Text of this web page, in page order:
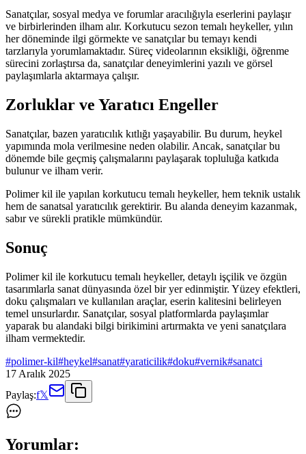
Sanatçılar, sosyal medya ve forumlar aracılığıyla eserlerini paylaşır
ve birbirlerinden ilham alır. Korkutucu sezon temalı heykeller, yılın
her döneminde ilgi görmekte ve sanatçılar bu temayı kendi
tarzlarıyla yorumlamaktadır. Süreç videolarının eksikliği, öğrenme
sürecini zorlaştırsa da, sanatçılar deneyimlerini yazılı ve görsel
paylaşımlarla aktarmaya çalışır.
Zorluklar ve Yaratıcı Engeller
Sanatçılar, bazen yaratıcılık kıtlığı yaşayabilir. Bu durum, heykel
yapımında mola verilmesine neden olabilir. Ancak, sanatçılar bu
dönemde bile geçmiş çalışmalarını paylaşarak topluluğa katkıda
bulunur ve ilham verir.
Polimer kil ile yapılan korkutucu temalı heykeller, hem teknik ustalık
hem de sanatsal yaratıcılık gerektirir. Bu alanda deneyim kazanmak,
sabır ve sürekli pratikle mümkündür.
Sonuç
Polimer kil ile korkutucu temalı heykeller, detaylı işçilik ve özgün
tasarımlarla sanat dünyasında özel bir yer edinmiştir. Yüzey efektleri,
doku çalışmaları ve kullanılan araçlar, eserin kalitesini belirleyen
temel unsurlardır. Sanatçılar, sosyal platformlarda paylaşımlar
yaparak bu alandaki bilgi birikimini artırmakta ve yeni sanatçılara
ilham vermektedir.
#polimer-kil#heykel#sanat#yaraticilik#doku#vernik#sanatci
17 Aralık 2025
Paylaş:f𝕏
Yorumlar: